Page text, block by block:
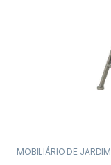
MOBILIÁRIO DE JARDIM